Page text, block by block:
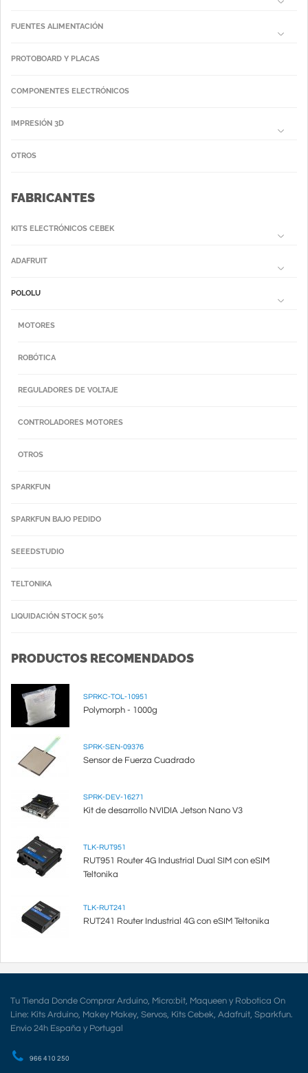
FUENTES ALIMENTACIÓN
PROTOBOARD Y PLACAS
COMPONENTES ELECTRÓNICOS
IMPRESIÓN 3D
OTROS
FABRICANTES
KITS ELECTRÓNICOS CEBEK
ADAFRUIT
POLOLU
MOTORES
ROBÓTICA
REGULADORES DE VOLTAJE
CONTROLADORES MOTORES
OTROS
SPARKFUN
SPARKFUN BAJO PEDIDO
SEEEDSTUDIO
TELTONIKA
LIQUIDACIÓN STOCK 50%
PRODUCTOS RECOMENDADOS
SPRKC-TOL-10951
Polymorph - 1000g
SPRK-SEN-09376
Sensor de Fuerza Cuadrado
SPRK-DEV-16271
Kit de desarrollo NVIDIA Jetson Nano V3
TLK-RUT951
RUT951 Router 4G Industrial Dual SIM con eSIM
Teltonika
TLK-RUT241
RUT241 Router Industrial 4G con eSIM Teltonika
Tu Tienda Donde Comprar Arduino, Micro:bit, Maqueen y Robotica On
Line: Kits Arduino, Makey Makey, Servos, Kits Cebek, Adafruit, Sparkfun.
Envio 24h España y Portugal
966 410 250